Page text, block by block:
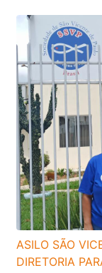
ASILO SÃO
DIRETORIA